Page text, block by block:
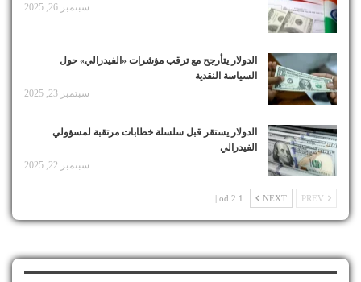
سبتمبر 26, 2025
الدولار يتأرجح مع ترقب مؤشرات «الفيدرالي» حول
السياسة النقدية
سبتمبر 23, 2025
الدولار يستقر قبل سلسلة خطابات مرتقبة لمسؤولي
الفيدرالي
سبتمبر 22, 2025
NEXT
1 od 2 |